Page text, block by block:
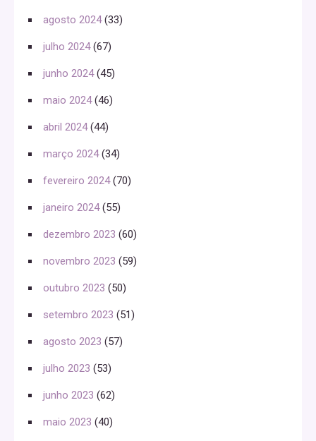
agosto 2024(33)
julho 2024(67)
junho 2024(45)
maio 2024(46)
abril 2024(44)
março 2024(34)
fevereiro 2024(70)
janeiro 2024(55)
dezembro 2023 (60)
novembro 2023 (59)
outubro 2023 (50)
setembro 2023 (51)
agosto 2023 (57)
julho 2023 (53)
junho 2023 (62)
maio 2023 (40)